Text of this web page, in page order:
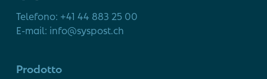
Telefono: +41 44 883 25 00
E-mail: info@syspost.ch
Prodotto